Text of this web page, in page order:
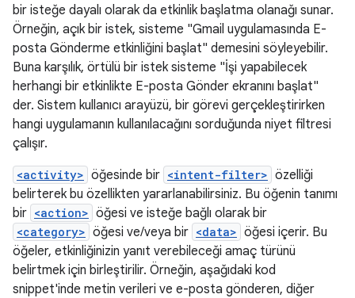
bir isteğe dayalı olarak da etkinlik başlatma olanağı sunar.
Örneğin, açık bir istek, sisteme "Gmail uygulamasında E-
posta Gönderme etkinliğini başlat" demesini söyleyebilir.
Buna karşılık, örtülü bir istek sisteme "İşi yapabilecek
herhangi bir etkinlikte E-posta Gönder ekranını başlat"
der. Sistem kullanıcı arayüzü, bir görevi gerçekleştirirken
hangi uygulamanın kullanılacağını sorduğunda niyet filtresi
çalışır.
<activity> öğesinde bir <intent-filter> özelliği
belirterek bu özellikten yararlanabilirsiniz. Bu öğenin tanımı
bir <action> öğesi ve isteğe bağlı olarak bir
<category> öğesi ve/veya bir <data> öğesi içerir. Bu
öğeler, etkinliğinizin yanıt verebileceği amaç türünü
belirtmek için birleştirilir. Örneğin, aşağıdaki kod
snippet'inde metin verileri ve e-posta gönderen, diğer